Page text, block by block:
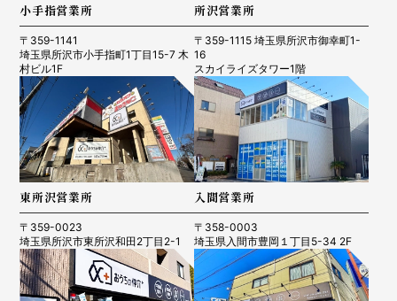
小手指営業所
〒359-1141
埼玉県所沢市小手指町1丁目15-7 木
村ビル1F
所沢営業所
〒359-1115 埼玉県所沢市御幸町1-
16
スカイライズタワー1階
東所沢営業所
〒359-0023
埼玉県所沢市東所沢和田2丁目2-1
入間営業所
〒358-0003
埼玉県入間市豊岡１丁目5-34 2F